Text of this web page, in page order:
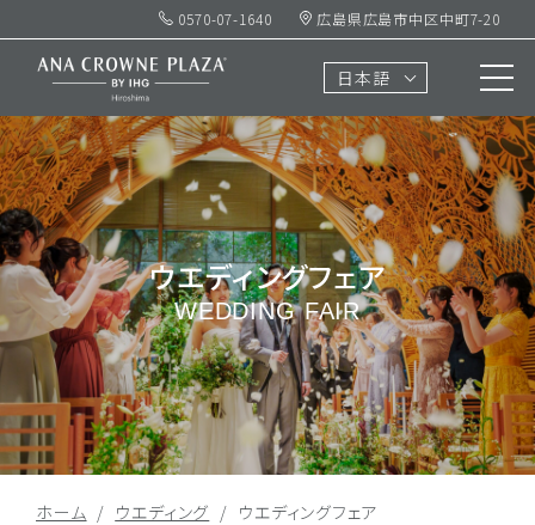
0570-07-1640 広島県広島市中区中町7-20
日本語
ウエディングフェア
WEDDING FAIR
ホーム ウエディング ウエディングフェア